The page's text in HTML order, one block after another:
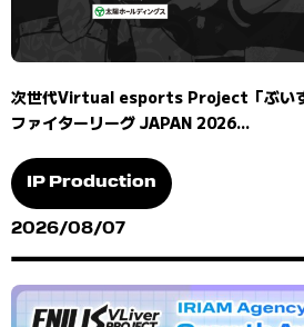
次世代Virtual esports Project「ぶいす
ファイターリーグ JAPAN 2026...
IP Production
2026/08/07